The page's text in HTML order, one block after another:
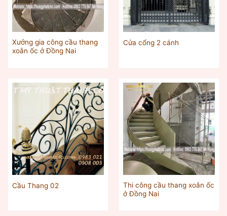
Xưởng gia công cầu thang
xoắn ốc ở Đồng Nai
Cửa cổng 2 cánh
Cầu Thang 02
Thi công cầu thang xoắn ốc
ở Đồng Nai